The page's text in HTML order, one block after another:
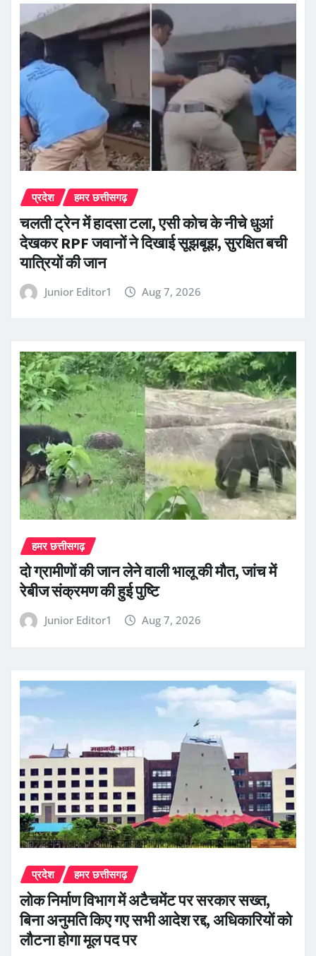
प्रदेश हमर छत्तीसगढ़
चलती ट्रेन में हादसा टला, एसी कोच के नीचे धुआं
देखकर RPF जवानों ने दिखाई सूझबूझ, सुरक्षित बची
यात्रियों की जान
Junior Editor1 Aug 7, 2026
हमर छत्तीसगढ़
दो ग्रामीणों की जान लेने वाली भालू की मौत, जांच में
रेबीज संक्रमण की हुई पुष्टि
Junior Editor1 Aug 7, 2026
प्रदेश हमर छत्तीसगढ़
लोक निर्माण विभाग में अटैचमेंट पर सरकार सख्त,
बिना अनुमति किए गए सभी आदेश रद्द, अधिकारियों को
लौटना होगा मूल पद पर